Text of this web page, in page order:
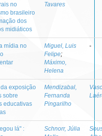
no
brasileiro
dos
midiáticos
Tavares
mídia no
Miguel, Luis
Felipe;
Máximo,
Helena
-
exposição
sobre
educativas
Mendizabal,
Fernanda
Pingarilho
lá" :
Schnorr, Júlia